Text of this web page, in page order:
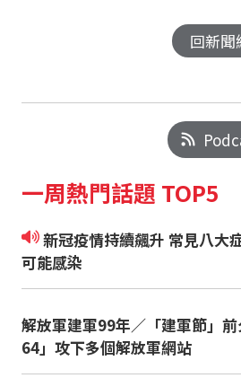
回新聞
一周熱門話題 TOP5
新冠疫情持續飆升 常見八大症狀 沒發燒也
可能感染
解放軍建軍99年／「建軍節」
64」攻下多個解放軍網站